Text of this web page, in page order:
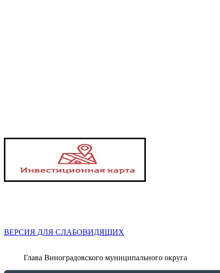
ВЕРСИЯ ДЛЯ СЛАБОВИДЯЩИХ
Глава Виноградовского муниципального округа